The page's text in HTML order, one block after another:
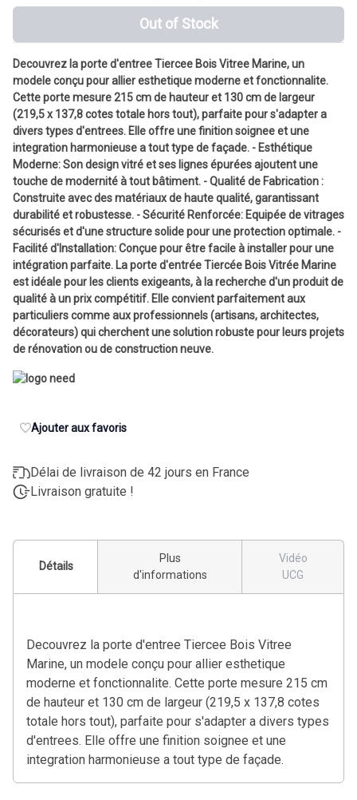
Out of Stock
Decouvrez la porte d'entree Tiercee Bois Vitree Marine, un
modele conçu pour allier esthetique moderne et fonctionnalite.
Cette porte mesure 215 cm de hauteur et 130 cm de largeur
(219,5 x 137,8 cotes totale hors tout), parfaite pour s'adapter a
divers types d'entrees. Elle offre une finition soignee et une
integration harmonieuse a tout type de façade. - Esthétique
Moderne: Son design vitré et ses lignes épurées ajoutent une
touche de modernité à tout bâtiment. - Qualité de Fabrication :
Construite avec des matériaux de haute qualité, garantissant
durabilité et robustesse. - Sécurité Renforcée: Equipée de vitrages
sécurisés et d'une structure solide pour une protection optimale. -
Facilité d'Installation: Conçue pour être facile à installer pour une
intégration parfaite. La porte d'entrée Tiercée Bois Vitrée Marine
est idéale pour les clients exigeants, à la recherche d'un produit de
qualité à un prix compétitif. Elle convient parfaitement aux
particuliers comme aux professionnels (artisans, architectes,
décorateurs) qui cherchent une solution robuste pour leurs projets
de rénovation ou de construction neuve.
Ajouter aux favoris
Délai de livraison de 42 jours en France
Livraison gratuite !
Détails
Plus
d'informations
Vidéo
UCG
Decouvrez la porte d'entree Tiercee Bois Vitree
Marine, un modele conçu pour allier esthetique
moderne et fonctionnalite. Cette porte mesure 215 cm
de hauteur et 130 cm de largeur (219,5 x 137,8 cotes
totale hors tout), parfaite pour s'adapter a divers types
d'entrees. Elle offre une finition soignee et une
integration harmonieuse a tout type de façade.